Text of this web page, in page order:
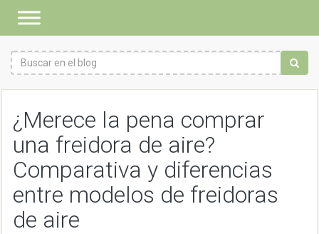
¿Merece la pena comprar
una freidora de aire?
Comparativa y diferencias
entre modelos de freidoras
de aire